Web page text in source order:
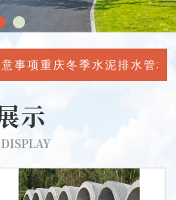
项重庆冬季水泥排水管填埋
示